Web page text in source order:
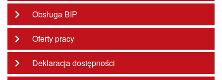
Obsługa BIP
Oferty pracy
Deklaracja dostępności